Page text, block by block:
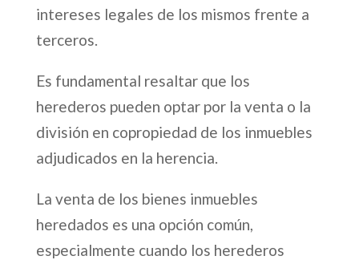
intereses legales de los mismos frente a
terceros.
Es fundamental resaltar que los
herederos pueden optar por la venta o la
división en copropiedad de los inmuebles
adjudicados en la herencia.
La venta de los bienes inmuebles
heredados es una opción común,
especialmente cuando los herederos